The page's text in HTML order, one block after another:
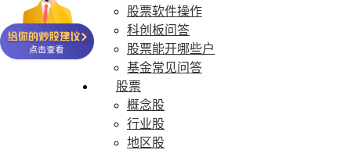
股票软件操作
科创板问答
股票能开哪些户
基金常见问答
股票
概念股
行业股
地区股